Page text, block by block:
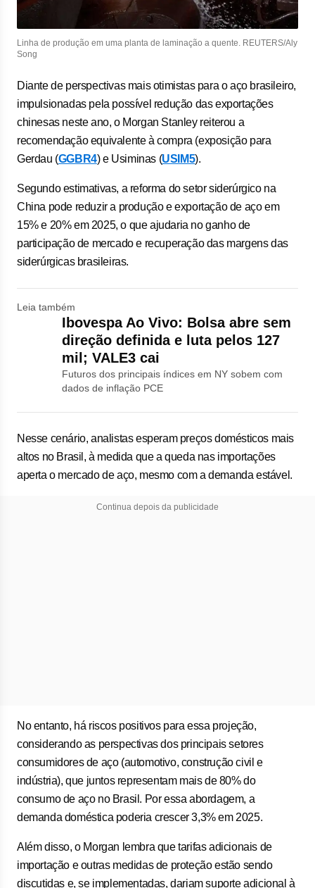
Linha de produção em uma planta de laminação a quente. REUTERS/Aly
Song
Diante de perspectivas mais otimistas para o aço brasileiro,
impulsionadas pela possível redução das exportações
chinesas neste ano, o Morgan Stanley reiterou a
recomendação equivalente à compra (exposição para
Gerdau (GGBR4) e Usiminas (USIM5).
Segundo estimativas, a reforma do setor siderúrgico na
China pode reduzir a produção e exportação de aço em
15% e 20% em 2025, o que ajudaria no ganho de
participação de mercado e recuperação das margens das
siderúrgicas brasileiras.
Leia também
Ibovespa Ao Vivo: Bolsa abre sem
direção definida e luta pelos 127
mil; VALE3 cai
Futuros dos principais índices em NY sobem com
dados de inflação PCE
Nesse cenário, analistas esperam preços domésticos mais
altos no Brasil, à medida que a queda nas importações
aperta o mercado de aço, mesmo com a demanda estável.
Continua depois da publicidade
No entanto, há riscos positivos para essa projeção,
considerando as perspectivas dos principais setores
consumidores de aço (automotivo, construção civil e
indústria), que juntos representam mais de 80% do
consumo de aço no Brasil. Por essa abordagem, a
demanda doméstica poderia crescer 3,3% em 2025.
Além disso, o Morgan lembra que tarifas adicionais de
importação e outras medidas de proteção estão sendo
discutidas e, se implementadas, dariam suporte adicional à